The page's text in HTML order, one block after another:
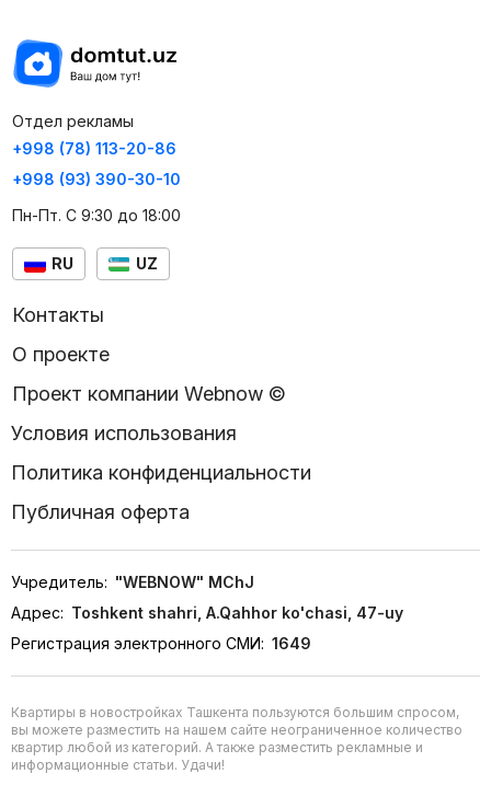
Отдел рекламы
+998 (78) 113-20-86
+998 (93) 390-30-10
Пн-Пт. С 9:30 до 18:00
RU UZ
Контакты
О проекте
Проект компании Webnow ©
Условия использования
Политика конфиденциальности
Публичная оферта
Учредитель: "WEBNOW" MChJ
Адрес: Toshkent shahri, A.Qahhor ko'chasi, 47-uy
Регистрация электронного СМИ: 1649
Квартиры в новостройках Ташкента пользуются большим спросом,
вы можете разместить на нашем сайте неограниченное количество
квартир любой из категорий. А также разместить рекламные и
информационные статьи. Удачи!